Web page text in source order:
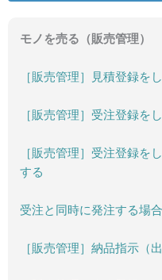
モノを売る（販売管理）
［販売管理］見積登録を
［販売管理］受注登録を
［販売管理］受注登録を
する
受注と同時に発注する場合
［販売管理］納品指示（